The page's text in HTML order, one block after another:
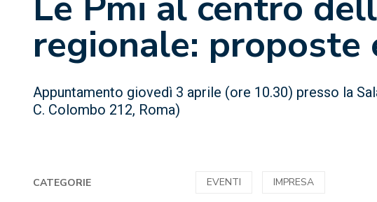
regionale: proposte
Appuntamento giovedì 3 aprile (ore 10.30) presso la
C. Colombo 212, Roma)
CATEGORIE EVENTI IMPRESA